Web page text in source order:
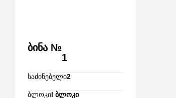
ბინა №
1
საძინებელი2
ბლოკიI ბლოკი